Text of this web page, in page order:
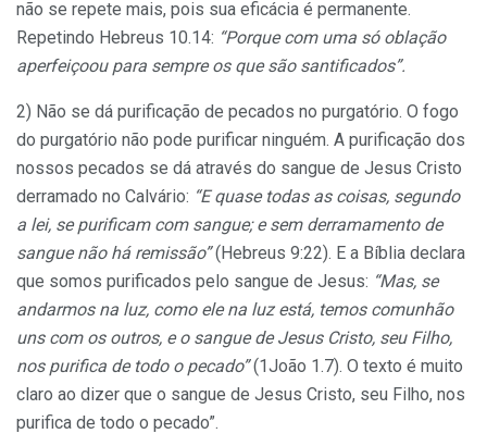
não se repete mais, pois sua eficácia é permanente.
Repetindo Hebreus 10.14: “Porque com uma só oblação
aperfeiçoou para sempre os que são santificados”.
2) Não se dá purificação de pecados no purgatório. O fogo
do purgatório não pode purificar ninguém. A purificação dos
nossos pecados se dá através do sangue de Jesus Cristo
derramado no Calvário: “E quase todas as coisas, segundo
a lei, se purificam com sangue; e sem derramamento de
sangue não há remissão”(Hebreus 9:22). E a Bíblia declara
que somos purificados pelo sangue de Jesus: “Mas, se
andarmos na luz, como ele na luz está, temos comunhão
uns com os outros, e o sangue de Jesus Cristo, seu Filho,
nos purifica de todo o pecado”(1João 1.7). O texto é muito
claro ao dizer que o sangue de Jesus Cristo, seu Filho, nos
purifica de todo o pecado”.